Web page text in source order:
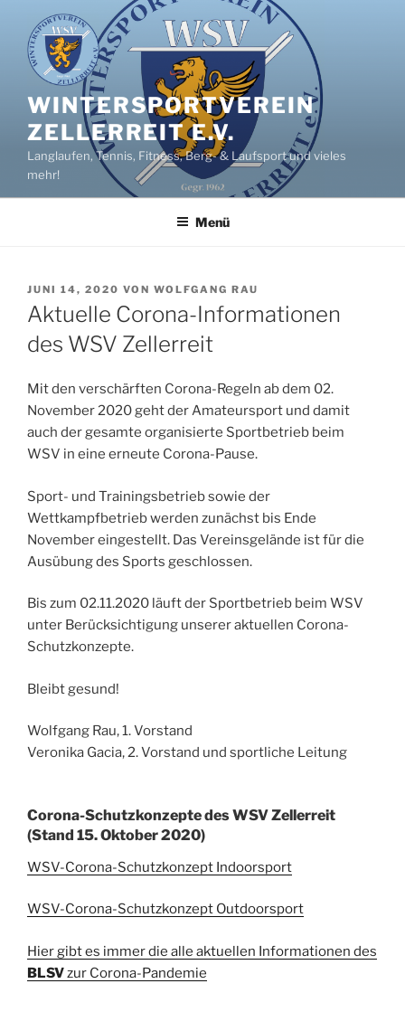
Inhalt
springen
WINTERSPORTVEREIN
ZELLERREIT E.V.
Langlaufen, Tennis, Fitness, Berg- & Laufsport und vieles
mehr!
Menü
VERÖFFENTLICHT
AM
JUNI 14, 2020 VON WOLFGANG RAU
Aktuelle Corona-Informationen
des WSV Zellerreit
Mit den verschärften Corona-Regeln ab dem 02.
November 2020 geht der Amateursport und damit
auch der gesamte organisierte Sportbetrieb beim
WSV in eine erneute Corona-Pause.
Sport- und Trainingsbetrieb sowie der
Wettkampfbetrieb werden zunächst bis Ende
November eingestellt. Das Vereinsgelände ist für die
Ausübung des Sports geschlossen.
Bis zum 02.11.2020 läuft der Sportbetrieb beim WSV
unter Berücksichtigung unserer aktuellen Corona-
Schutzkonzepte.
Bleibt gesund!
Wolfgang Rau, 1. Vorstand
Veronika Gacia, 2. Vorstand und sportliche Leitung
Corona-Schutzkonzepte des WSV Zellerreit
(Stand 15. Oktober 2020)
WSV-Corona-Schutzkonzept Indoorsport
WSV-Corona-Schutzkonzept Outdoorsport
Hier gibt es immer die alle aktuellen Informationen des
BLSVzur Corona-Pandemie